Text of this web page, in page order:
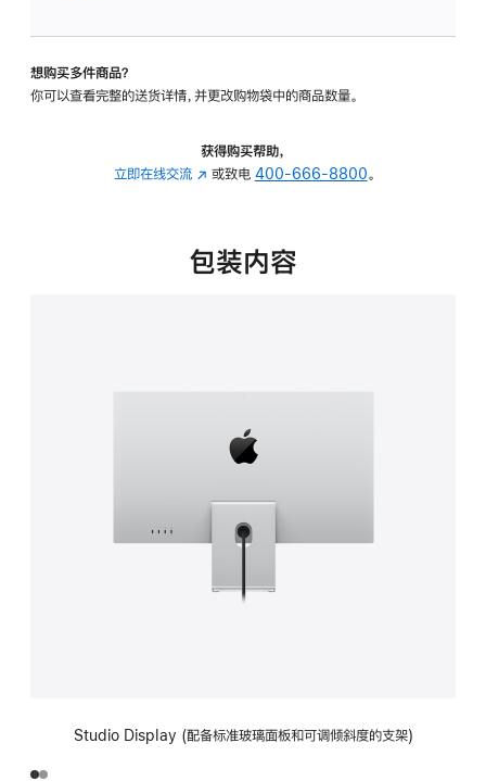
想购买多件商品？
你可以查看完整的送货详情，并更改购物袋中的商品数量。
获得购买帮助，
立即在线交流 (在
中
或致电 400-666-8800。
包装内容
Studio Display (配备标准玻璃面板和可调倾斜度的支架)